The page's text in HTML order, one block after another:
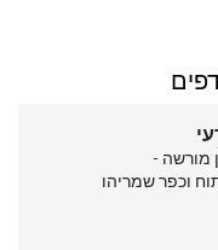
מורשה -
וכפר שמריהו